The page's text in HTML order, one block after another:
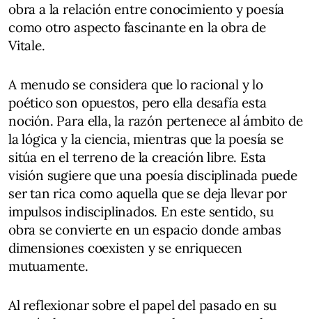
obra a la relación entre conocimiento y poesía
como otro aspecto fascinante en la obra de
Vitale.
A menudo se considera que lo racional y lo
poético son opuestos, pero ella desafía esta
noción. Para ella, la razón pertenece al ámbito de
la lógica y la ciencia, mientras que la poesía se
sitúa en el terreno de la creación libre. Esta
visión sugiere que una poesía disciplinada puede
ser tan rica como aquella que se deja llevar por
impulsos indisciplinados. En este sentido, su
obra se convierte en un espacio donde ambas
dimensiones coexisten y se enriquecen
mutuamente.
Al reflexionar sobre el papel del pasado en su